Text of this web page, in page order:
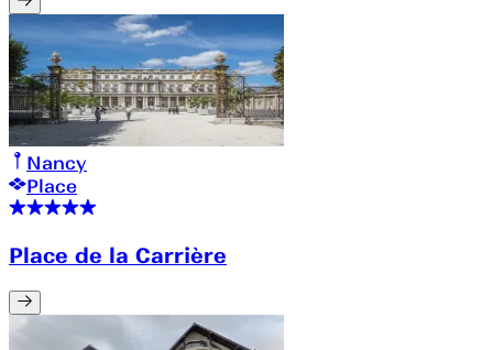
Nancy
Place
Place de la Carrière